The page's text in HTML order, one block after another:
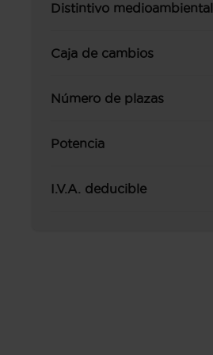
Distintivo medioambiental
Caja de cambios
Número de plazas
Potencia
I.V.A. deducible